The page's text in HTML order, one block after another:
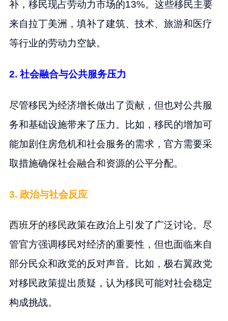
补，移民现占劳动力市场的13%。这些移民主要
来自拉丁美洲，填补了建筑、技术、旅游和医疗
等行业的劳动力空缺。
2. 社会融合与公共服务压力
尽管移民为经济增长做出了贡献，但也对公共服
务和基础设施带来了压力。比如，移民的增加可
能加剧住房危机和社会服务的需求，官方需要采
取措施确保社会融合和资源的公平分配。
3. 政治与社会反应
西班牙的移民政策在政治上引发了广泛讨论。尽
管官方强调移民对经济的重要性，但也面临来自
部分民众和政党的反对声音。比如，极右翼政党
对移民政策提出质疑，认为移民可能对社会稳定
构成挑战。